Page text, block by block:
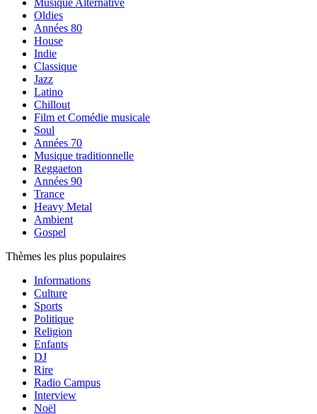
Musique Alternative
Oldies
Années 80
House
Indie
Classique
Jazz
Latino
Chillout
Film et Comédie musicale
Soul
Années 70
Musique traditionnelle
Reggaeton
Années 90
Trance
Heavy Metal
Ambient
Gospel
Thèmes les plus populaires
Informations
Culture
Sports
Politique
Religion
Enfants
DJ
Rire
Radio Campus
Interview
Noël